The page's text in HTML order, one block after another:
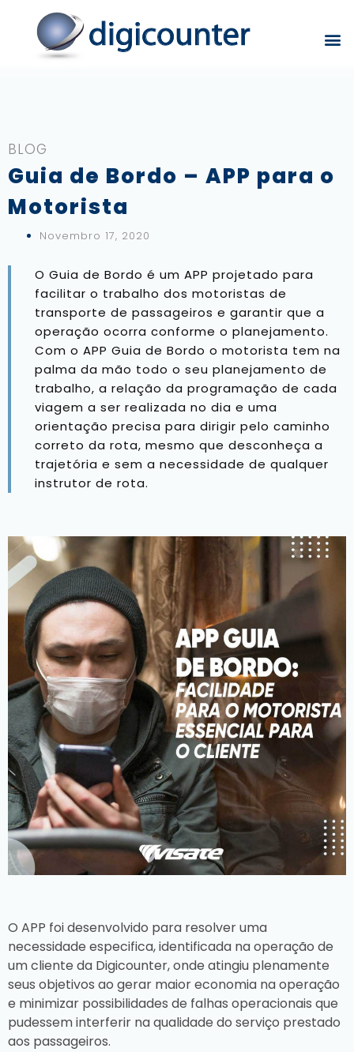
BLOG
Guia de Bordo – APP para o
Motorista
Novembro 17, 2020
O Guia de Bordo é um APP projetado para
facilitar o trabalho dos motoristas de
transporte de passageiros e garantir que a
operação ocorra conforme o planejamento.
Com o APP Guia de Bordo o motorista tem na
palma da mão todo o seu planejamento de
trabalho, a relação da programação de cada
viagem a ser realizada no dia e uma
orientação precisa para dirigir pelo caminho
correto da rota, mesmo que desconheça a
trajetória e sem a necessidade de qualquer
instrutor de rota.
O APP foi desenvolvido para resolver uma
necessidade especifica, identificada na operação de
um cliente da Digicounter, onde atingiu plenamente
seus objetivos ao gerar maior economia na operação
e minimizar possibilidades de falhas operacionais que
pudessem interferir na qualidade do serviço prestado
aos passageiros.